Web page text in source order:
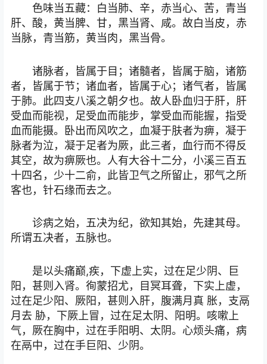
色味当五藏：白当肺、辛，赤当心、苦，青当
肝、酸，黄当脾、甘，黑当肾、咸。故白当皮，赤
当脉，青当筋，黄当肉，黑当骨。
诸脉者，皆属于目；诸髓者，皆属于脑，诸筋
者，皆属于节；诸血者，皆属于心；诸气者，皆属
于肺。此四支八溪之朝夕也。故人卧血归于肝，肝
受血而能视，足受血而能步，掌受血而能握，指受
血而能摄。卧出而风吹之，血凝于肤者为痹，凝于
脉者为泣，凝于足者为厥，此三者，血行而不得反
其空，故为痹厥也。人有大谷十二分，小溪三百五
十四名，少十二俞，此皆卫气之所留止，邪气之所
客也，针石缘而去之。
诊病之始，五决为纪，欲知其始，先建其母。
所谓五决者，五脉也。
是以头痛巅,疾，下虚上实，过在足少阴、巨
阳，甚则入肾。徇蒙招尤，目冥耳聋，下实上虚，
过在足少阳、厥阳，甚则入肝，腹满月真 胀，支鬲
月去 胁，下厥上冒，过在足太阴、阳明。咳嗽上
气，厥在胸中，过在手阳明、太阴。心烦头痛，病
在鬲中，过在手巨阳、少阴。